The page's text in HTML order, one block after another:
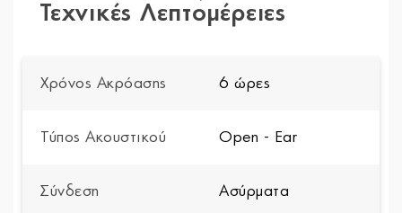
Τεχνικές Λεπτομέρειες
Χρόνος Ακρόασης 6 ώρες
Τύπος Ακουστικού Open - Ear
Σύνδεση Ασύρματα